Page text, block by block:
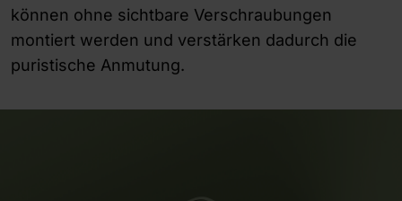
können ohne sichtbare Verschraubungen
montiert werden und verstärken dadurch die
puristische Anmutung.